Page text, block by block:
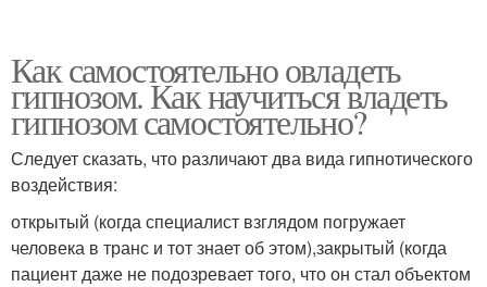
Как самостоятельно овладеть
гипнозом. Как научиться владеть
гипнозом самостоятельно?
Следует сказать, что различают два вида гипнотического
воздействия:
открытый (когда специалист взглядом погружает
человека в транс и тот знает об этом),закрытый (когда
пациент даже не подозревает того, что он стал объектом